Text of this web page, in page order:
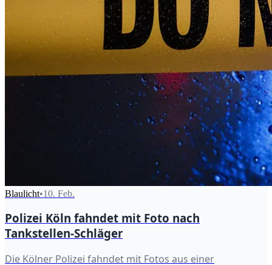
Blaulicht•10. Feb.
Polizei Köln fahndet mit Foto nach
Tankstellen-Schläger
Die Kölner Polizei fahndet mit Fotos aus einer